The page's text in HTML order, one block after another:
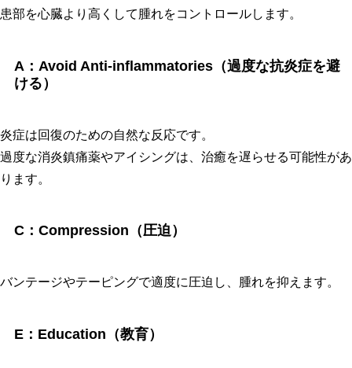
患部を心臓より高くして腫れをコントロールします。
A：Avoid Anti-inflammatories（過度な抗炎症を避
ける）
炎症は回復のための自然な反応です。
過度な消炎鎮痛薬やアイシングは、治癒を遅らせる可能性があ
ります。
C：Compression（圧迫）
バンテージやテーピングで適度に圧迫し、腫れを抑えます。
E：Education（教育）